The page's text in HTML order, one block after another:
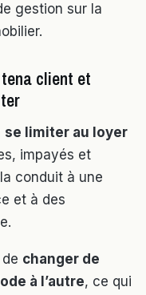
gestion sur la
client et
se limiter au loyer
impayés et
conduit à une
et à des
changer de
à l’autre, ce qui